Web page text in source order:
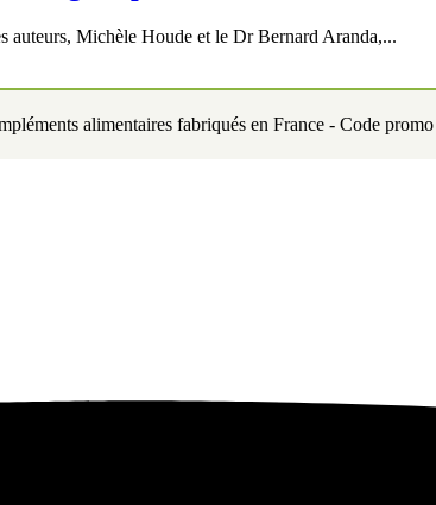
auteurs, Michèle Houde et le Dr Bernard Aranda,...